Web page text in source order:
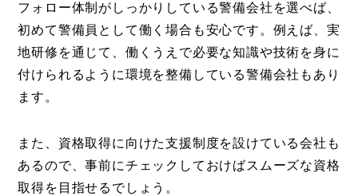
フォロー体制がしっかりしている警備会社を選べば、
初めて警備員として働く場合も安心です。例えば、実
地研修を通じて、働くうえで必要な知識や技術を身に
付けられるように環境を整備している警備会社もあり
ます。
また、資格取得に向けた支援制度を設けている会社も
あるので、事前にチェックしておけばスムーズな資格
取得を目指せるでしょう。